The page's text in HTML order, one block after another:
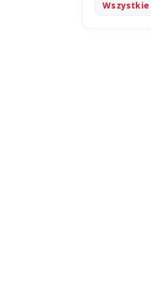
Wszystkie